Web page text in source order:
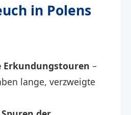
in Polens
Erkundungstouren –
lange, verzweigte